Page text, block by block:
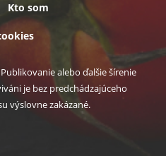
Kto som
alebo ďalšie šírenie
je bez predchádzajúceho
výslovne zakázané.